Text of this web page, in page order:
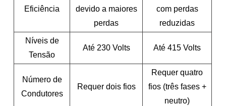
Eficiência
devido a maiores
perdas
com perdas
reduzidas
Níveis de
Tensão
Até 230 Volts Até 415 Volts
Número de
Condutores
Requer dois fios
Requer quatro
fios (três fases +
neutro)